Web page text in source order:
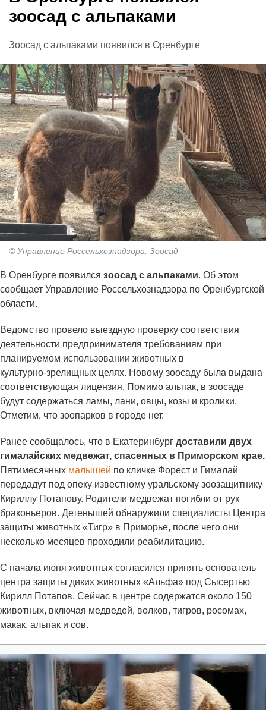
зоосад с альпаками
Зоосад с альпаками появился в Оренбурге
© Управление Россельхознадзора. Зоосад
В Оренбурге появился зоосад с альпаками. Об этом
сообщает Управление Россельхознадзора по Оренбургской
области.
Ведомство провело выездную проверку соответствия
деятельности предпринимателя требованиям при
планируемом использовании животных в
культурно‑зрелищных целях. Новому зоосаду была выдана
соответствующая лицензия. Помимо альпак, в зоосаде
будут содержаться ламы, лани, овцы, козы и кролики.
Отметим, что зоопарков в городе нет.
Ранее сообщалось, что в Екатеринбург доставили двух
гималайских медвежат, спасенных в Приморском крае.
Пятимесячных малышей по кличке Форест и Гималай
передадут под опеку известному уральскому зоозащитнику
Кириллу Потапову. Родители медвежат погибли от рук
браконьеров. Детенышей обнаружили специалисты Центра
защиты животных «Тигр» в Приморье, после чего они
несколько месяцев проходили реабилитацию.
С начала июня животных согласился принять основатель
центра защиты диких животных «Альфа» под Сысертью
Кирилл Потапов. Сейчас в центре содержатся около 150
животных, включая медведей, волков, тигров, росомах,
макак, альпак и сов.